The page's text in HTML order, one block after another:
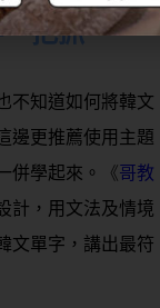
把抓
不知道如何將韓文
邊更推薦使用主題
併學起來。
《哥教
計，用文法及情境
文單字，講出最符